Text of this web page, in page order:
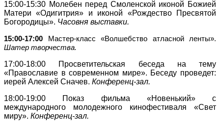
15:00-15:30 Молебен перед Смоленской иконой Божией
Матери «Одигитрия» и иконой «Рождество Пресвятой
Богородицы». Часовня выставки.
15:00-17:00
Мастер-класс «Волшебство атласной ленты».
Шатер творчества.
17:00-18:00
Просветительская беседа на тему
«Православие в современном мире». Беседу проведет:
иерей Алексей Сначев. Конференц-зал.
18:00-19:00
Показ фильма «Новенький» с
международного молодежного кинофестиваля «Свет
миру». Конференц-зал.